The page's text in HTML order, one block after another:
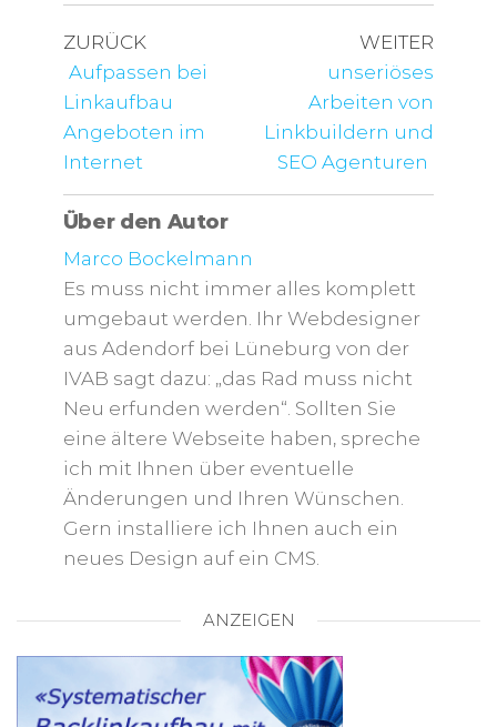
Beitragsnavigation
Vorheriger Beitrag
ZURÜCK
Aufpassen bei
Linkaufbau
Angeboten im
Internet
WEITER
unseriöses
Arbeiten von
Linkbuildern und
SEO Agenturen
Über den Autor
Marco Bockelmann
Es muss nicht immer alles komplett
umgebaut werden. Ihr Webdesigner
aus Adendorf bei Lüneburg von der
IVAB sagt dazu: „das Rad muss nicht
Neu erfunden werden“. Sollten Sie
eine ältere Webseite haben, spreche
ich mit Ihnen über eventuelle
Änderungen und Ihren Wünschen.
Gern installiere ich Ihnen auch ein
neues Design auf ein CMS.
ANZEIGEN